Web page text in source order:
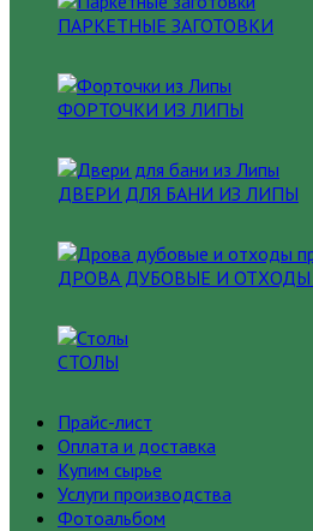
ПАРКЕТНЫЕ ЗАГОТОВКИ
ФОРТОЧКИ ИЗ ЛИПЫ
ДВЕРИ ДЛЯ БАНИ ИЗ ЛИПЫ
ДРОВА ДУБОВЫЕ И
СТОЛЫ
Прайс-лист
Оплата и доставка
Купим сырье
Услуги производства
Фотоальбом